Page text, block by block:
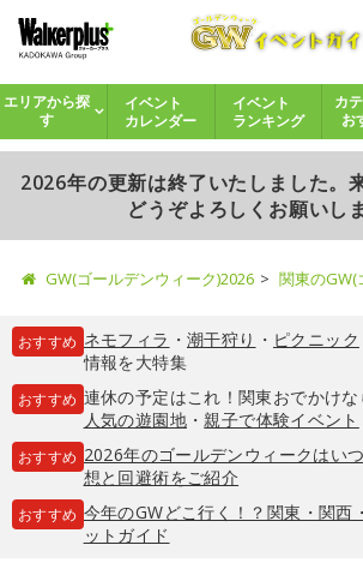
エリアから探
す
イベント
カレンダー
イベント
ランキング
カ
お
2026年の更新は終了いたしました。
どうぞよろしくお願いし
GW(ゴールデンウィーク)2026 関東のGW(
おすすめ ネモフィラ ・ 潮干狩り ・ ピクニック
情報を大特集
おすすめ 連休の予定はこれ！関東おでかけな
人気の遊園地・親子で体験イベント
おすすめ 2026年のゴールデンウィークはい
想と回避術をご紹介
おすすめ 今年のGWどこ行く！？関東・関西
ットガイド